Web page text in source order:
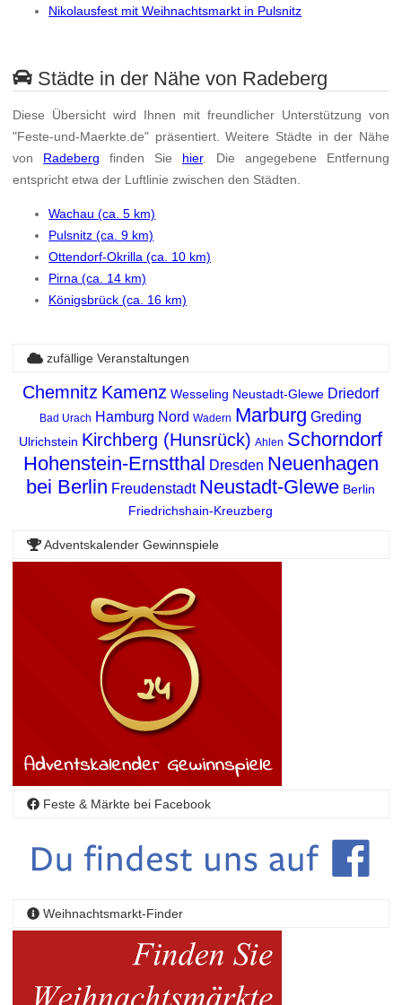
Nikolausfest mit Weihnachtsmarkt in Pulsnitz
Städte in der Nähe von Radeberg
Diese Übersicht wird Ihnen mit freundlicher Unterstützung von
"Feste-und-Maerkte.de" präsentiert. Weitere Städte in der Nähe
von Radeberg finden Sie hier. Die angegebene Entfernung
entspricht etwa der Luftlinie zwischen den Städten.
Wachau (ca. 5 km)
Pulsnitz (ca. 9 km)
Ottendorf-Okrilla (ca. 10 km)
Pirna (ca. 14 km)
Königsbrück (ca. 16 km)
zufällige Veranstaltungen
Chemnitz Kamenz Wesseling Neustadt-Glewe Driedorf
Bad Urach Hamburg Nord Wadern Marburg Greding
Ulrichstein Kirchberg (Hunsrück) Ahlen Schorndorf
Hohenstein-Ernstthal Dresden Neuenhagen
bei Berlin Freudenstadt Neustadt-Glewe Berlin
Friedrichshain-Kreuzberg
Adventskalender Gewinnspiele
Feste & Märkte bei Facebook
Weihnachtsmarkt-Finder